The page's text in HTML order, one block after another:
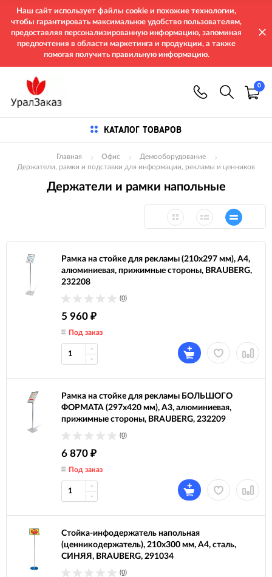
Наш сайт использует файлы cookie и похожие технологии,
чтобы гарантировать максимальное удобство пользователям,
предоставляя персонализированную информацию, запоминая
предпочтения в области маркетинга и продукции, а также
помогая получить правильную информацию.
0
КАТАЛОГ ТОВАРОВ
Главная Офис
Демооборудование
Держатели, рамки и подставки для информации, рекламы и ценников
Держатели и рамки напольные
Рамка на стойке для рекламы (210х297 мм), А4,
алюминиевая, прижимные стороны, BRAUBERG,
232208
(0)
5 960 ₽
Под заказ
Рамка на стойке для рекламы БОЛЬШОГО
ФОРМАТА (297х420 мм), А3, алюминиевая,
прижимные стороны, BRAUBERG, 232209
(0)
6 870 ₽
Под заказ
Стойка-инфодержатель напольная
(ценникодержатель), 210x300 мм, А4, сталь,
СИНЯЯ, BRAUBERG, 291034
(0)